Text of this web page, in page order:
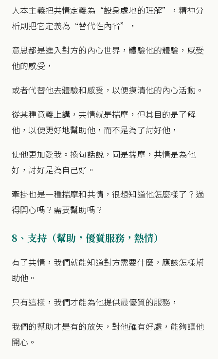
人本主義把共情定義為“設身處地的理解”，精神分
析則把它定義為“替代性內省”，
意思都是進入對方的內心世界，體驗他的體驗，感受
他的感受，
或者代替他去體驗和感受，以便摸清他的內心活動。
從某種意義上講，共情就是揣摩，但其目的是了解
他，以便更好地幫助他，而不是為了討好他，
使他更加愛我。換句話說，同是揣摩，共情是為他
好，討好是為自己好。
牽掛也是一種揣摩和共情，很想知道他怎麼樣了？過
得開心嗎？需要幫助嗎？
8、支持（幫助，優質服務，熱情）
有了共情，我們就能知道對方需要什麼，應該怎樣幫
助他。
只有這樣，我們才能為他提供最優質的服務，
我們的幫助才是有的放矢，對他確有好處，能夠讓他
開心。